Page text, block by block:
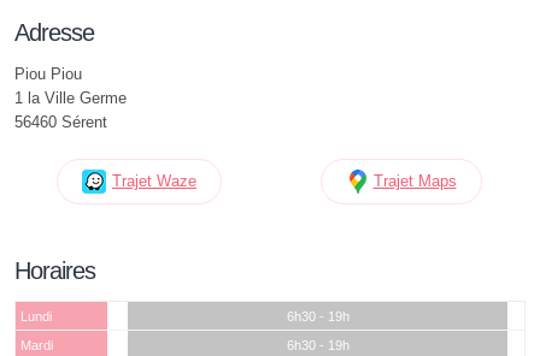
Adresse
Piou Piou
1 la Ville Germe
56460 Sérent
Trajet Waze Trajet Maps
Horaires
Lundi
6h30 - 19h
Mardi
6h30 - 19h